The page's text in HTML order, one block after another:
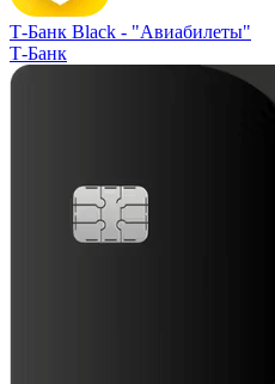
Т-Банк Black - "Авиабилеты"
Т-Банк